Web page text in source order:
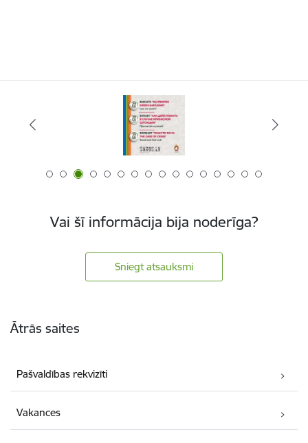
Vai šī informācija bija noderīga?
Sniegt atsauksmi
Ātrās saites
Pašvaldības rekvizīti
Vakances